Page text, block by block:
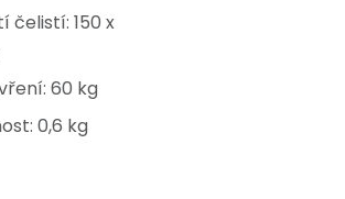
čelistí: 150 x
60 kg
0,6 kg